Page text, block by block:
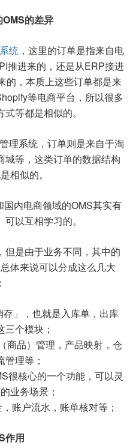
的差异
统 ，这里的订单是指来自电
推进来的，还是从ERP接进
的，本质上这些订单都是来
等电商平台，所以很多
等都是相似的。
系统，订单则是来自于淘
城等，这类订单的数据结构
相似的。
内电商领域的OMS其实有
以互相学习的。
是由于业务不同，其中的
体来说可以分成这么几大
」，也就是入库单，出库
个模块；
品）管理，产品映射，仓
管理等；
核心的一个功能，可以灵
业务场景；
账户流水，账单核对等；
作用